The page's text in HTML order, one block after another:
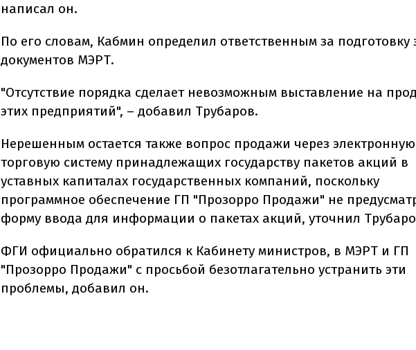
написал он.
По его словам, Кабмин определил ответственным за подготовку
документов МЭРТ.
"Отсутствие порядка сделает невозможным выставление на
этих предприятий", – добавил Трубаров.
Нерешенным остается также вопрос продажи через электронную
торговую систему принадлежащих государству пакетов акций в
уставных капиталах государственных компаний, поскольку
программное обеспечение ГП "Прозорро Продажи" не
форму ввода для информации о пакетах акций, уточнил
ФГИ официально обратился к Кабинету министров, в МЭРТ и ГП
"Прозорро Продажи" с просьбой безотлагательно устранить эти
проблемы, добавил он.